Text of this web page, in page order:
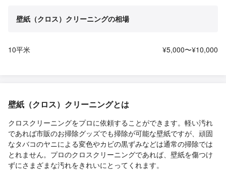
壁紙（クロス）クリーニングの相場
10平米 ¥5,000〜¥10,000
壁紙（クロス）クリーニングとは
クロスクリーニングをプロに依頼することができます。軽い汚れ
であれば市販のお掃除グッズでも掃除が可能な壁紙ですが、頑固
なタバコのヤニによる変色やカビの黒ずみなどは通常の掃除では
とれません。プロのクロスクリーニングであれば、壁紙を傷つけ
ずにさまざまな汚れをきれいにとってくれます。